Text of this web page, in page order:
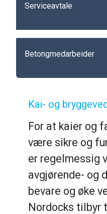
Serviceavtale
Betongmedarbeider
Kai- og
For at kaier og
være sikre og
er regelmessig
avgjørende- og
bevare og øke
Nordocks tilbyr